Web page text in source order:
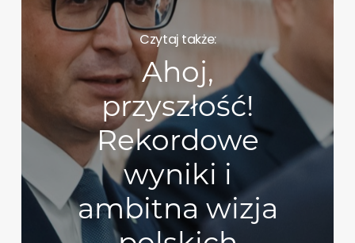
Czytaj także:
Ahoj,
przyszłość!
Rekordowe
wyniki i
ambitna wizja